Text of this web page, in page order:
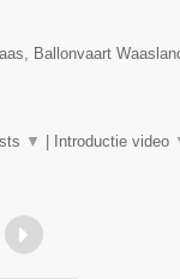
Ballonvaart
▼ | Introductie video